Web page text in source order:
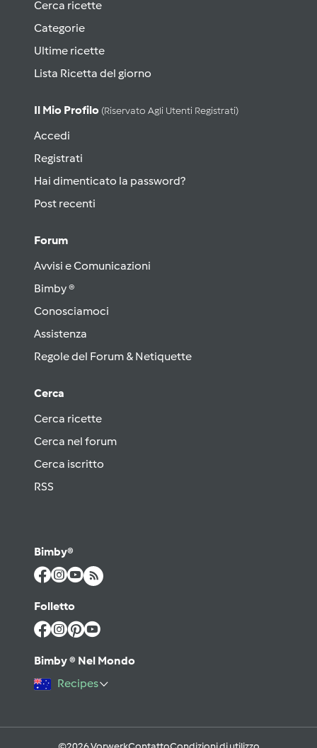
Cerca ricette
Categorie
Ultime ricette
Lista Ricetta del giorno
Il Mio Profilo (riservato Agli Utenti Registrati)
Accedi
Registrati
Hai dimenticato la password?
Post recenti
Forum
Avvisi e Comunicazioni
Bimby ®
Conosciamoci
Assistenza
Regole del Forum & Netiquette
Cerca
Cerca ricette
Cerca nel forum
Cerca iscritto
RSS
Bimby®
Folletto
Bimby ® Nel Mondo
Recipes